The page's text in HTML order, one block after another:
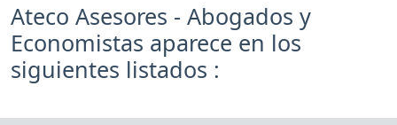
Ateco Asesores - Abogados y
Economistas aparece en los
siguientes listados :